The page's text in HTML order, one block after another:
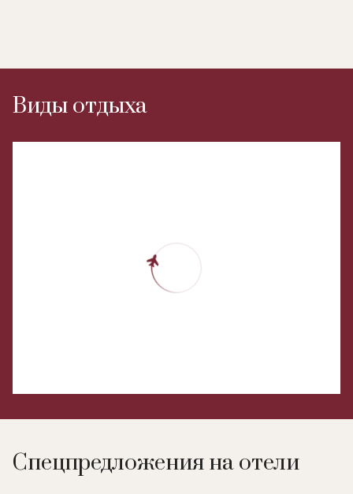
Виды отдыха
Спецпредложения на отели